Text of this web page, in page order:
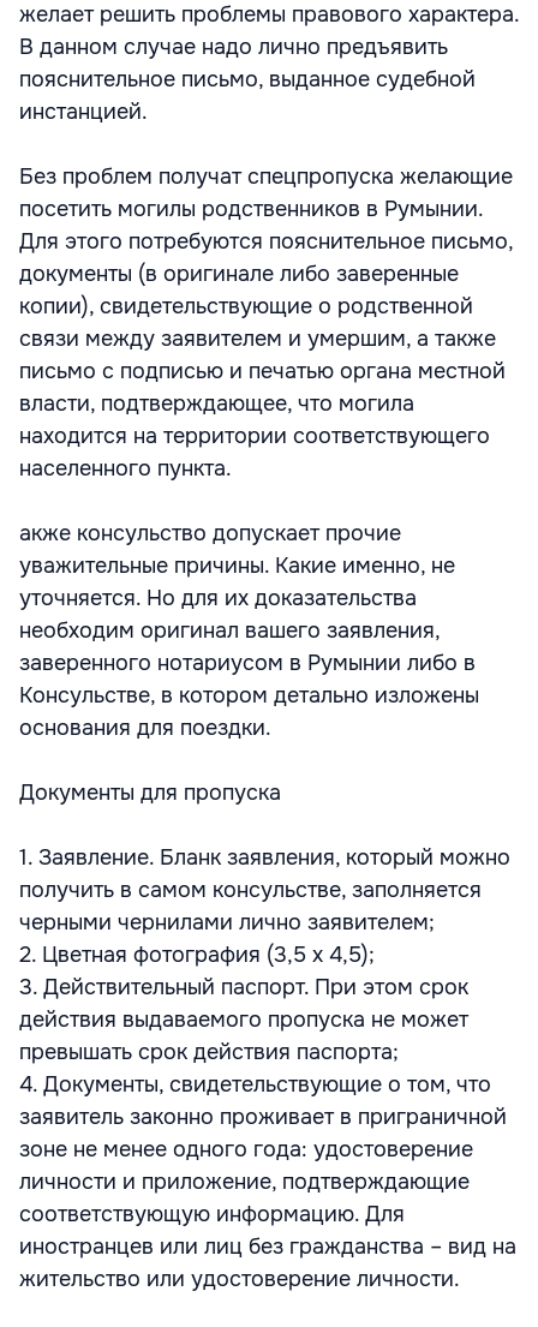
желает решить проблемы правового характера.
В данном случае надо лично предъявить
пояснительное письмо, выданное судебной
инстанцией.
Без проблем получат спецпропуска желающие
посетить могилы родственников в Румынии.
Для этого потребуются пояснительное письмо,
документы (в оригинале либо заверенные
копии), свидетельствующие о родственной
связи между заявителем и умершим, а также
письмо с подписью и печатью органа местной
власти, подтверждающее, что могила
находится на территории соответствующего
населенного пункта.
акже консульство допускает прочие
уважительные причины. Какие именно, не
уточняется. Но для их доказательства
необходим оригинал вашего заявления,
заверенного нотариусом в Румынии либо в
Консульстве, в котором детально изложены
основания для поездки.
Документы для пропуска
1. Заявление. Бланк заявления, который можно
получить в самом консульстве, заполняется
черными чернилами лично заявителем;
2. Цветная фотография (3,5 x 4,5);
3. Действительный паспорт. При этом срок
действия выдаваемого пропуска не может
превышать срок действия паспорта;
4. Документы, свидетельствующие о том, что
заявитель законно проживает в приграничной
зоне не менее одного года: удостоверение
личности и приложение, подтверждающие
соответствующую информацию. Для
иностранцев или лиц без гражданства – вид на
жительство или удостоверение личности.